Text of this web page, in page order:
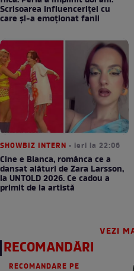
Scrisoarea influenceriței cu
care și-a emoționat fanii
SHOWBIZ INTERN • ieri la 22:06
Cine e Bianca, românca ce a
dansat alături de Zara Larsson,
la UNTOLD 2026. Ce cadou a
primit de la artistă
VEZI
RECOMANDĂRI
RECOMANDARE PE